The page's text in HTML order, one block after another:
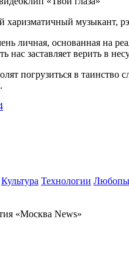
музыкант,
личная, основанная на
нас заставляет верить в
погрузиться в
Культура Технологии
«Москва News»